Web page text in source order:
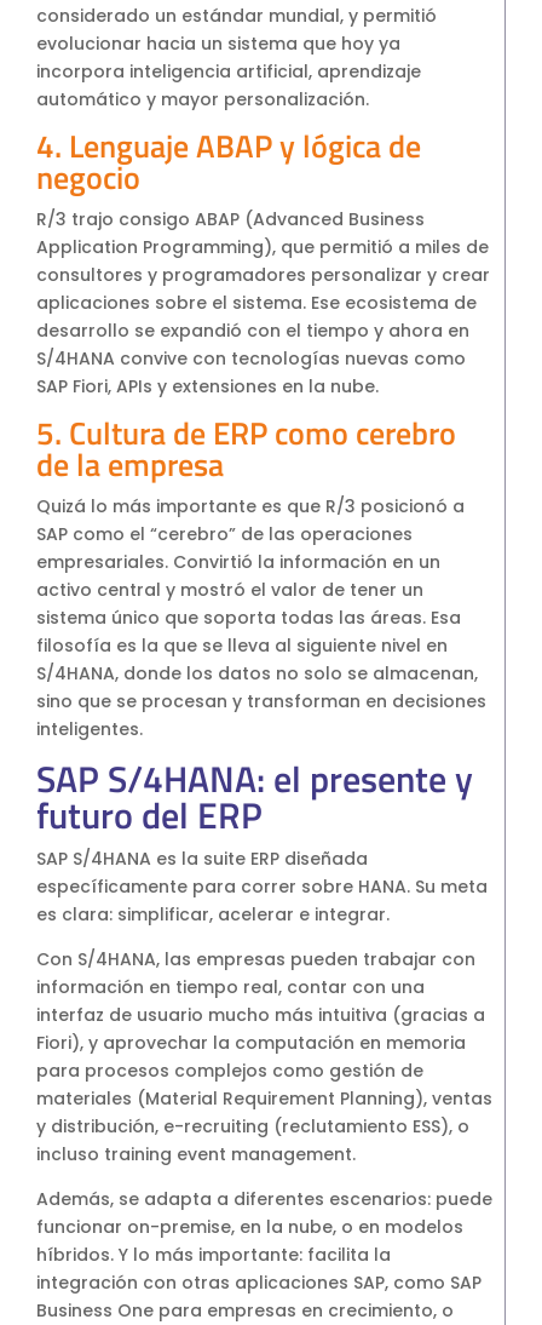
considerado un estándar mundial, y permitió
evolucionar hacia un sistema que hoy ya
incorpora inteligencia artificial, aprendizaje
automático y mayor personalización.
4. Lenguaje ABAP y lógica de
negocio
R/3 trajo consigo ABAP (Advanced Business
Application Programming), que permitió a miles de
consultores y programadores personalizar y crear
aplicaciones sobre el sistema. Ese ecosistema de
desarrollo se expandió con el tiempo y ahora en
S/4HANA convive con tecnologías nuevas como
SAP Fiori, APIs y extensiones en la nube.
5. Cultura de ERP como cerebro
de la empresa
Quizá lo más importante es que R/3 posicionó a
SAP como el “cerebro” de las operaciones
empresariales. Convirtió la información en un
activo central y mostró el valor de tener un
sistema único que soporta todas las áreas. Esa
filosofía es la que se lleva al siguiente nivel en
S/4HANA, donde los datos no solo se almacenan,
sino que se procesan y transforman en decisiones
inteligentes.
SAP S/4HANA: el presente y
futuro del ERP
SAP S/4HANA es la suite ERP diseñada
específicamente para correr sobre HANA. Su meta
es clara: simplificar, acelerar e integrar.
Con S/4HANA, las empresas pueden trabajar con
información en tiempo real, contar con una
interfaz de usuario mucho más intuitiva (gracias a
Fiori), y aprovechar la computación en memoria
para procesos complejos como gestión de
materiales (Material Requirement Planning), ventas
y distribución, e-recruiting (reclutamiento ESS), o
incluso training event management.
Además, se adapta a diferentes escenarios: puede
funcionar on-premise, en la nube, o en modelos
híbridos. Y lo más importante: facilita la
integración con otras aplicaciones SAP, como SAP
Business One para empresas en crecimiento, o